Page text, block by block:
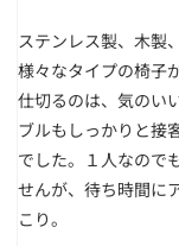
ステンレス製、木製
様々なタイプの椅子
仕切るのは、気のい
ブルもしっかりと接
でした。１人なので
せんが、待ち時間に
こり。